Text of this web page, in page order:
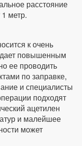
расстояние
метр.
к очень
повышенным
ее проводить
по заправке,
и специалисты
подходят
ацетилен
и малейшее
может